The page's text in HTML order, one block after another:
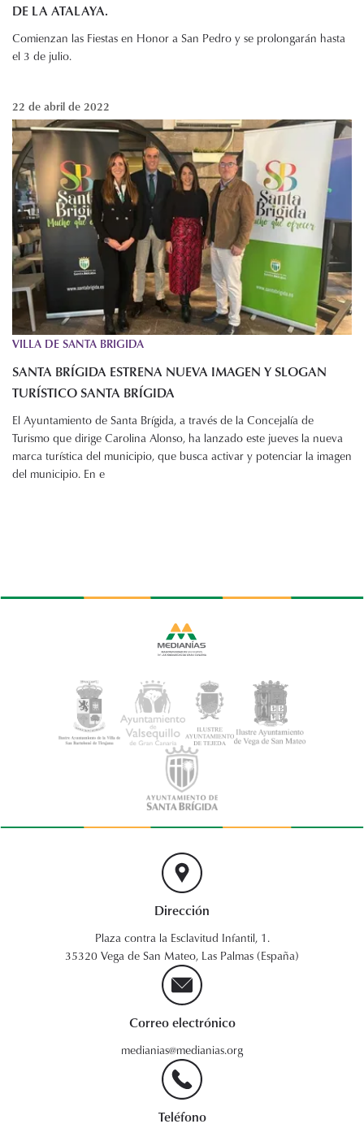
DE LA ATALAYA.
Comienzan las Fiestas en Honor a San Pedro y se prolongarán hasta
el 3 de julio.
22 de abril de 2022
VILLA DE SANTA BRIGIDA
SANTA BRÍGIDA ESTRENA NUEVA IMAGEN Y SLOGAN
TURÍSTICO SANTA BRÍGIDA
El Ayuntamiento de Santa Brígida, a través de la Concejalía de
Turismo que dirige Carolina Alonso, ha lanzado este jueves la nueva
marca turística del municipio, que busca activar y potenciar la imagen
del municipio. En e
Dirección
Plaza contra la Esclavitud Infantil, 1.
35320 Vega de San Mateo, Las Palmas (España)
Correo electrónico
medianias@medianias.org
Teléfono